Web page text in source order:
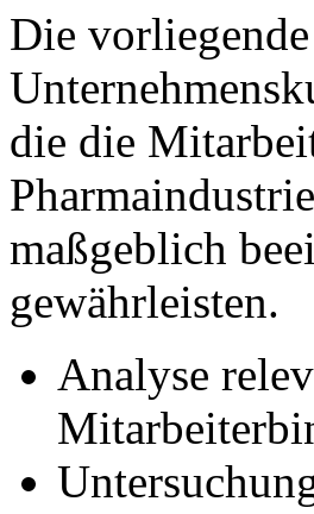
Die
die die
maßgeblich
gewährleisten.
Analyse